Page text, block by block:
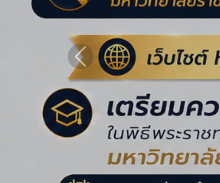
Previous